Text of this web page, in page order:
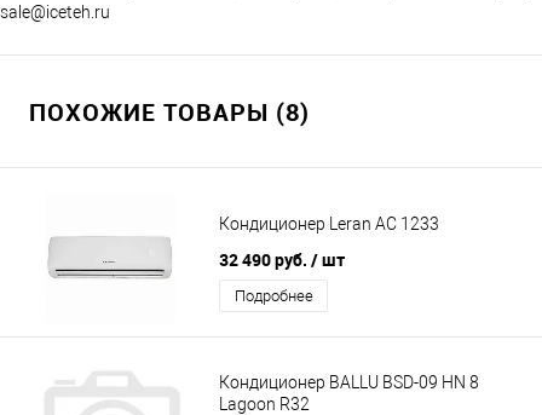
sale@iceteh.ru
ПОХОЖИЕ ТОВАРЫ (8)
Кондиционер Leran AC 1233
32 490 руб. / шт
Подробнее
Кондиционер BALLU BSD-09 HN 8
Lagoon R32